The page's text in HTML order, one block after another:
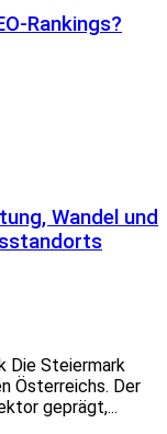
Rankings?
Wandel und
Die Steiermark
Österreichs. Der
geprägt,...